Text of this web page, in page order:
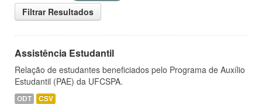
Filtrar Resultados
Assistência Estudantil
Relação de estudantes beneficiados pelo Programa de Auxílio
Estudantil (PAE) da UFCSPA.
ODT CSV